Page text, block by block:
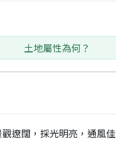
土地屬性為何？
遼闊，採光明亮，通風佳